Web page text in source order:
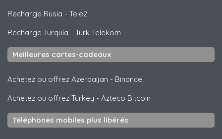
Recharge Rusia - Tele2
Recharge Turquia - Turk Telekom
Meilleures cartes-cadeaux
Achetez ou offrez Azerbaijan - Binance
Achetez ou offrez Turkey - Azteco Bitcoin
Téléphones mobiles plus libérés